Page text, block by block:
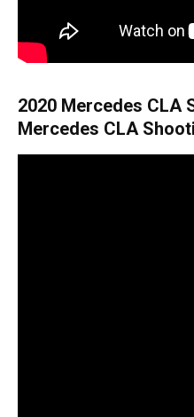
2020 Mercedes CLA
Mercedes CLA